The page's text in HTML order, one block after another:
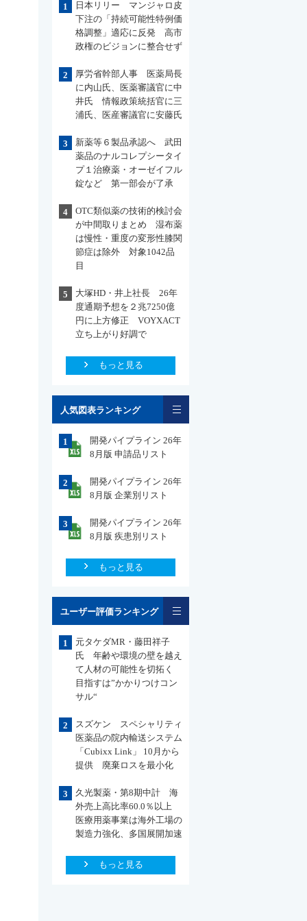
1
日本リリー マンジャロ皮
下注の「持続可能性特例価
格調整」適応に反発 高市
政権のビジョンに整合せず
2
厚労省幹部人事 医薬局長
に内山氏、医薬審議官に中
井氏 情報政策統括官に三
浦氏、医産審議官に安藤氏
3
新薬等６製品承認へ 武田
薬品のナルコレプシータイ
プ１治療薬・オーゼイフル
錠など 第一部会が了承
4
OTC類似薬の技術的検討会
が中間取りまとめ 湿布薬
は慢性・重度の変形性膝関
節症は除外 対象1042品
目
5
大塚HD・井上社長 26年
度通期予想を２兆7250億
円に上方修正 VOYXACT
立ち上がり好調で
もっと見る
人気図表ランキング
1
開発パイプライン 26年
8月版 申請品リスト
2
開発パイプライン 26年
8月版 企業別リスト
3
開発パイプライン 26年
8月版 疾患別リスト
もっと見る
ユーザー評価ランキング
1
元タケダMR・藤田祥子
氏 年齢や環境の壁を越え
て人材の可能性を切拓く
目指すは”かかりつけコン
サル“
2
スズケン スペシャリティ
医薬品の院内輸送システム
「Cubixx Link」 10月から
提供 廃棄ロスを最小化
3
久光製薬・第8期中計 海
外売上高比率60.0％以上
医療用薬事業は海外工場の
製造力強化、多国展開加速
もっと見る